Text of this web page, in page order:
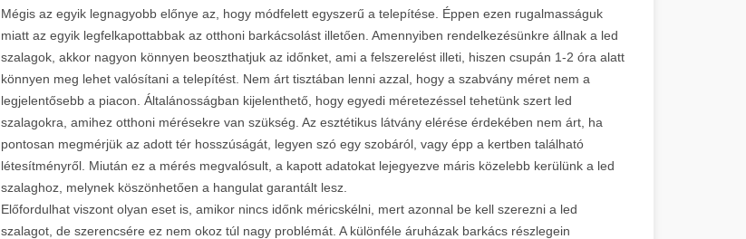
Mégis az egyik legnagyobb előnye az, hogy módfelett egyszerű a telepítése. Éppen ezen rugalmasságuk
miatt az egyik legfelkapottabbak az otthoni barkácsolást illetően. Amennyiben rendelkezésünkre állnak a led
szalagok, akkor nagyon könnyen beoszthatjuk az időnket, ami a felszerelést illeti, hiszen csupán 1-2 óra alatt
könnyen meg lehet valósítani a telepítést. Nem árt tisztában lenni azzal, hogy a szabvány méret nem a
legjelentősebb a piacon. Általánosságban kijelenthető, hogy egyedi méretezéssel tehetünk szert led
szalagokra, amihez otthoni mérésekre van szükség. Az esztétikus látvány elérése érdekében nem árt, ha
pontosan megmérjük az adott tér hosszúságát, legyen szó egy szobáról, vagy épp a kertben található
létesítményről. Miután ez a mérés megvalósult, a kapott adatokat lejegyezve máris közelebb kerülünk a led
szalaghoz, melynek köszönhetően a hangulat garantált lesz.
Előfordulhat viszont olyan eset is, amikor nincs időnk méricskélni, mert azonnal be kell szerezni a led
szalagot, de szerencsére ez nem okoz túl nagy problémát. A különféle áruházak barkács részlegein